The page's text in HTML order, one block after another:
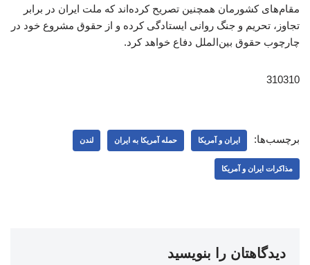
مقام‌های کشورمان همچنین تصریح کرده‌اند که ملت ایران در برابر
تجاوز، تحریم و جنگ روانی ایستادگی کرده و از حقوق مشروع خود در
چارچوب حقوق بین‌الملل دفاع خواهد کرد.
310310
برچسب‌ها: ایران و آمریکا حمله آمریکا به ایران لندن
مذاکرات ایران و آمریکا
دیدگاهتان را بنویسید